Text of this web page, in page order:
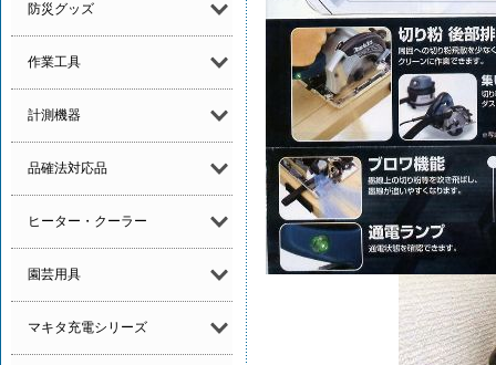
防災グッズ
作業工具
計測機器
品確法対応品
ヒーター・クーラー
園芸用具
マキタ充電シリーズ